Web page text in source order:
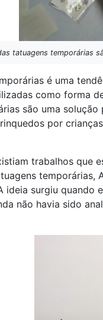
tatuagens temporárias
é uma
como forma
são uma
por
trabalhos que
temporárias,
ideia surgiu
não havia sido